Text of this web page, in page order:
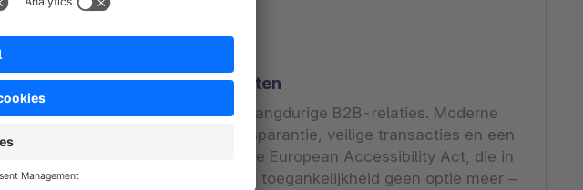
Vertrouwen opbouwen bij klanten
Klantvertrouwen is de basis voor langdurige B2B-relaties. Moderne
zakelijke kopers verwachten transparantie, veilige transacties en een
soepele gebruikerservaring. Met de European Accessibility Act, die in
2025 van kracht wordt, is digitale toegankelijkheid geen optie meer –